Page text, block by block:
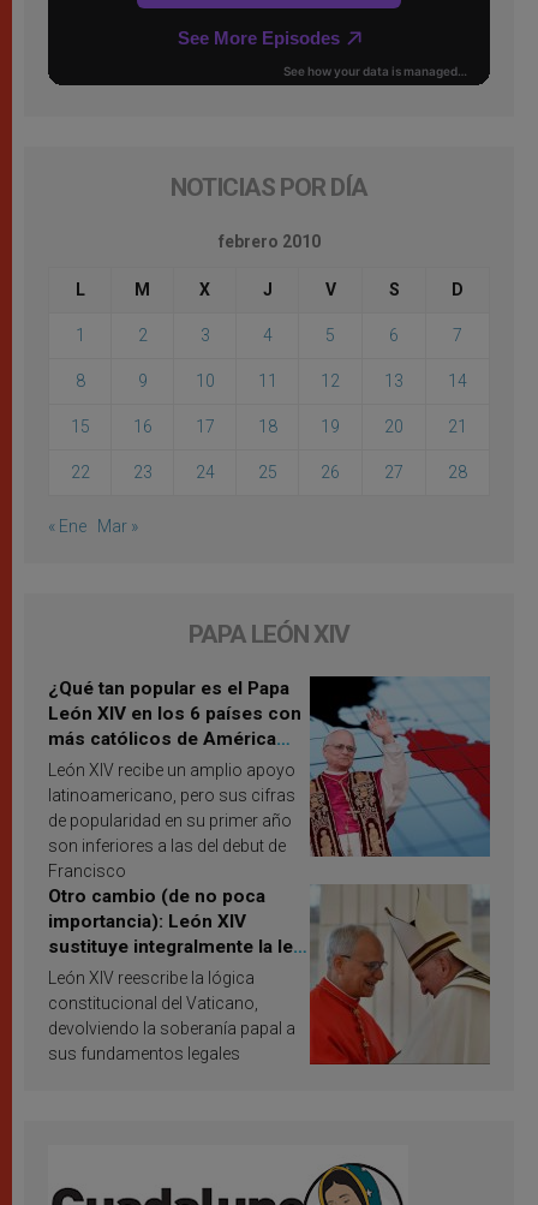
NOTICIAS POR DÍA
febrero 2010
L M X J V S D
1 2 3 4 5 6 7
8 9 10 11 12 13 14
15 16 17 18 19 20 21
22 23 24 25 26 27 28
« Ene Mar »
PAPA LEÓN XIV
¿Qué tan popular es el Papa
León XIV en los 6 países con
más católicos de América
Latina en 2026? Publican
resultados de investigación
León XIV recibe un amplio apoyo
latinoamericano, pero sus cifras
de popularidad en su primer año
son inferiores a las del debut de
Francisco
Otro cambio (de no poca
importancia): León XIV
sustituye integralmente la ley
vaticana de Papa Francisco
León XIV reescribe la lógica
constitucional del Vaticano,
devolviendo la soberanía papal a
sus fundamentos legales